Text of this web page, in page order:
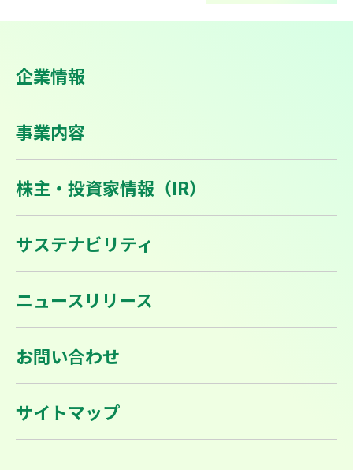
企業情報
事業内容
株主・投資家情報（IR）
サステナビリティ
ニュースリリース
お問い合わせ
サイトマップ